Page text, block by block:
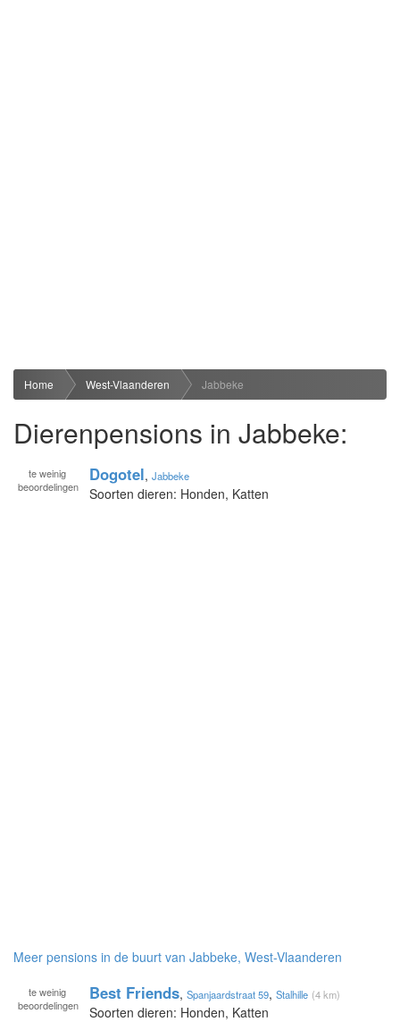
Home West-Vlaanderen Jabbeke
Dierenpensions in Jabbeke:
te weinig
beoordelingen
Dogotel, Jabbeke
Soorten dieren: Honden, Katten
Meer pensions in de buurt van Jabbeke, West-Vlaanderen
te weinig
beoordelingen
Best Friends, Spanjaardstraat 59, Stalhille (4 km)
Soorten dieren: Honden, Katten